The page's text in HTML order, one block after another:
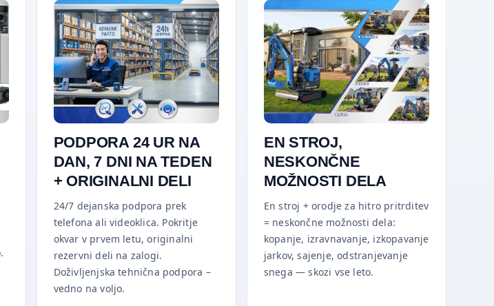
PODPORA 24 UR NA
DAN, 7 DNI NA TEDEN
+ ORIGINALNI DELI
24/7 dejanska podpora prek
telefona ali videoklica. Pokritje
okvar v prvem letu, originalni
rezervni deli na zalogi.
Doživljenjska tehnična podpora –
vedno na voljo.
EN STROJ,
NESKONČNE
MOŽNOSTI DELA
En stroj + orodje za hitro pritrditev
= neskončne možnosti dela:
kopanje, izravnavanje, izkopavanje
jarkov, sajenje, odstranjevanje
snega — skozi vse leto.